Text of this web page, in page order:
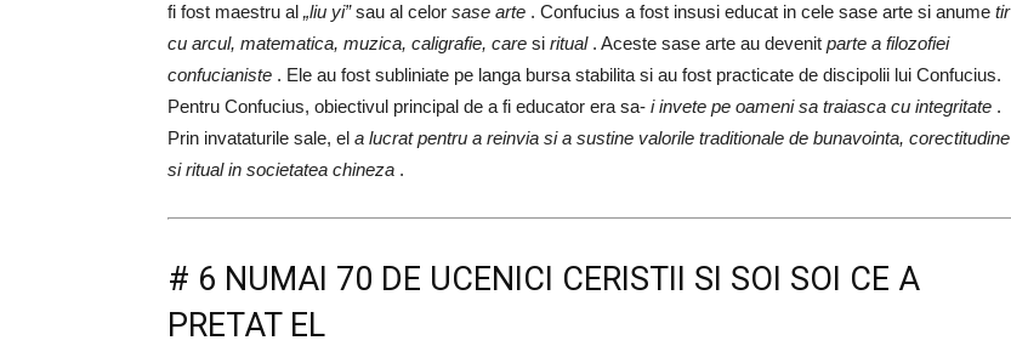
fi fost maestru al „liu yi”sau al celor sase arte . Confucius a fost insusi educat in cele sase arte si anume tir
cu arcul, matematica, muzica, caligrafie, care si ritual. Aceste sase arte au devenit parte a filozofiei
confucianiste . Ele au fost subliniate pe langa bursa stabilita si au fost practicate de discipolii lui Confucius.
Pentru Confucius, obiectivul principal de a fi educator era sa- i invete pe oameni sa traiasca cu integritate .
Prin invataturile sale, el a lucrat pentru a reinvia si a sustine valorile traditionale de bunavointa, corectitudine
si ritual in societatea chineza .
# 6 NUMAI 70 DE UCENICI CERISTII SI SOI SOI CE A
PRETAT EL